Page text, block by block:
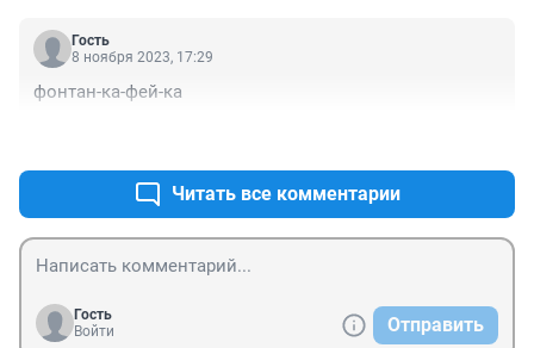
Гость
8 ноября 2023, 17:29
фонтан-ка-фей-ка
Читать все комментарии
Гость
Войти
Отправить